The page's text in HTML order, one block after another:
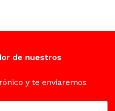
de nuestros
y te enviaremos